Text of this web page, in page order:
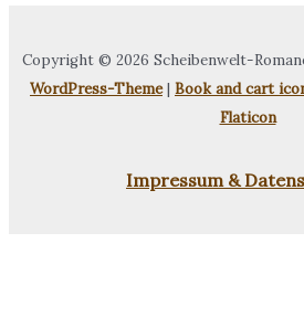
Copyright © 2026 Scheibenwelt-
WordPress-Theme| Book and cart
Flaticon
Impressum &